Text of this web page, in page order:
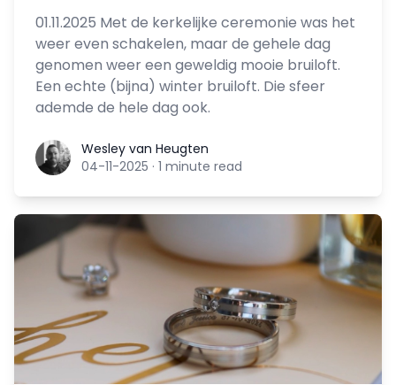
01.11.2025 Met de kerkelijke ceremonie was het
weer even schakelen, maar de gehele dag
genomen weer een geweldig mooie bruiloft.
Een echte (bijna) winter bruiloft. Die sfeer
ademde de hele dag ook.
Wesley van Heugten
Wesley van Heugten
04-11-2025 · 1 minute read